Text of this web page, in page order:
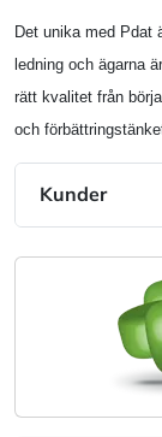
Det unika med Pdat
ledning och ägarna
rätt kvalitet från
och
Kunder